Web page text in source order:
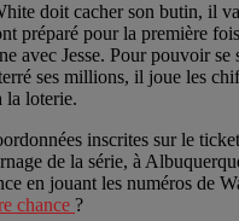
doit cacher son butin, il
préparé pour la première
avec Jesse. Pour pouvoir
ses millions, il joue les
la loterie.
inscrites sur le
de la série, à
en jouant les numéros de
chance ?